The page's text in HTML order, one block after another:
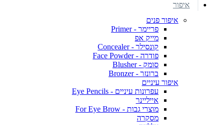
איפור
איפור פנים
פריימר - Primer
מייק אפ
קונסילר - Concealer
פודרה - Face Powder
סומק - Blusher
ברונזר - Bronzer
איפור עיניים
עפרונות עיניים - Eye Pencils
אייליינר
מוצרי גבות - For Eye Brow
מסקרה